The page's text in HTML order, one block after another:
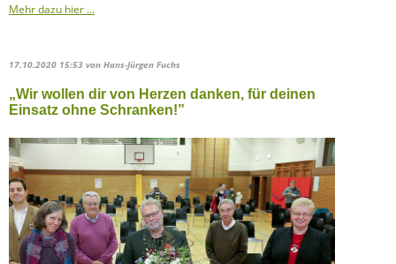
Mehr dazu hier …
17.10.2020 15:53 von Hans-Jürgen Fuchs
„Wir wollen dir von Herzen danken, für deinen
Einsatz ohne Schranken!”